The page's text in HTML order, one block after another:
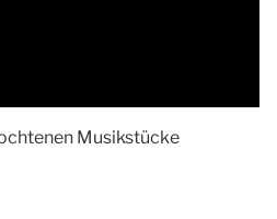
Musikstücke